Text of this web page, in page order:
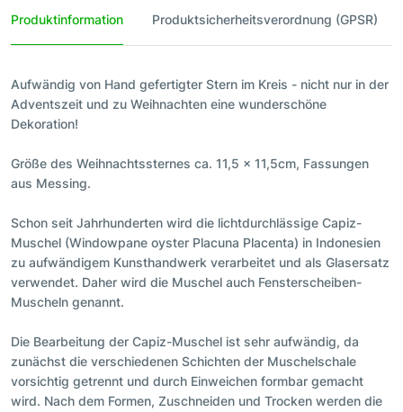
Produktinformation Produktsicherheitsverordnung (GPSR)
Aufwändig von Hand gefertigter Stern im Kreis - nicht nur in der
Adventszeit und zu Weihnachten eine wunderschöne
Dekoration!
Größe des Weihnachtssternes ca. 11,5 x 11,5cm, Fassungen
aus Messing.
Schon seit Jahrhunderten wird die lichtdurchlässige Capiz-
Muschel (Windowpane oyster Placuna Placenta) in Indonesien
zu aufwändigem Kunsthandwerk verarbeitet und als Glasersatz
verwendet. Daher wird die Muschel auch Fensterscheiben-
Muscheln genannt.
Die Bearbeitung der Capiz-Muschel ist sehr aufwändig, da
zunächst die verschiedenen Schichten der Muschelschale
vorsichtig getrennt und durch Einweichen formbar gemacht
wird. Nach dem Formen, Zuschneiden und Trocken werden die